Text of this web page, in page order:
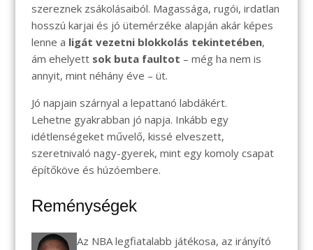
szereznek zsákolásaiból. Magassága, rugói, irdatlan
hosszú karjai és jó ütemérzéke alapján akár képes
lenne a ligát vezetni blokkolás tekintetében,
ám ehelyett sok buta faultot – még ha nem is
annyit, mint néhány éve – üt.
Jó napjain szárnyal a lepattanó labdákért.
Lehetne gyakrabban jó napja. Inkább egy
idétlenségeket művelő, kissé elveszett,
szeretnivaló nagy-gyerek, mint egy komoly csapat
építőköve és húzóembere.
Reménységek
Az NBA legfiatalabb játékosa, az irányító